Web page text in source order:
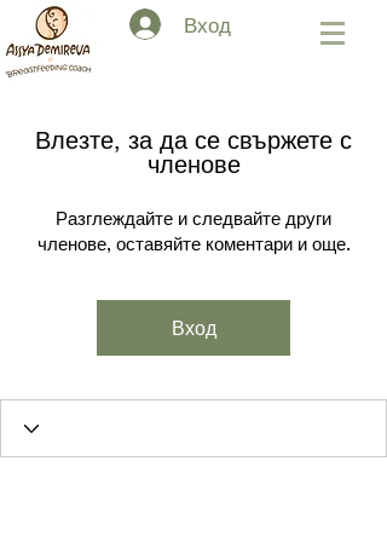
Вход
Влезте, за да се свържете с
членове
Разглеждайте и следвайте други
членове, оставяйте коментари и още.
Вход